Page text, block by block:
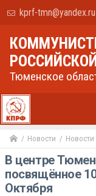
kprf-tmn@yandex.ru
Тюменское
Новости Новости
В центре
посвящённое
Октября